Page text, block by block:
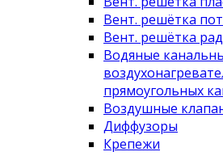
Вент. решётка
Вент. решётка
Водяные
прямоугольных
Воздушные
Диффузоры
Крепежи